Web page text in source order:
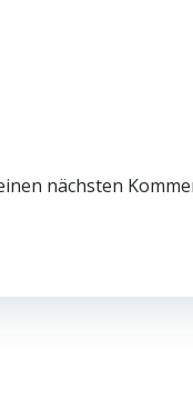
nächsten